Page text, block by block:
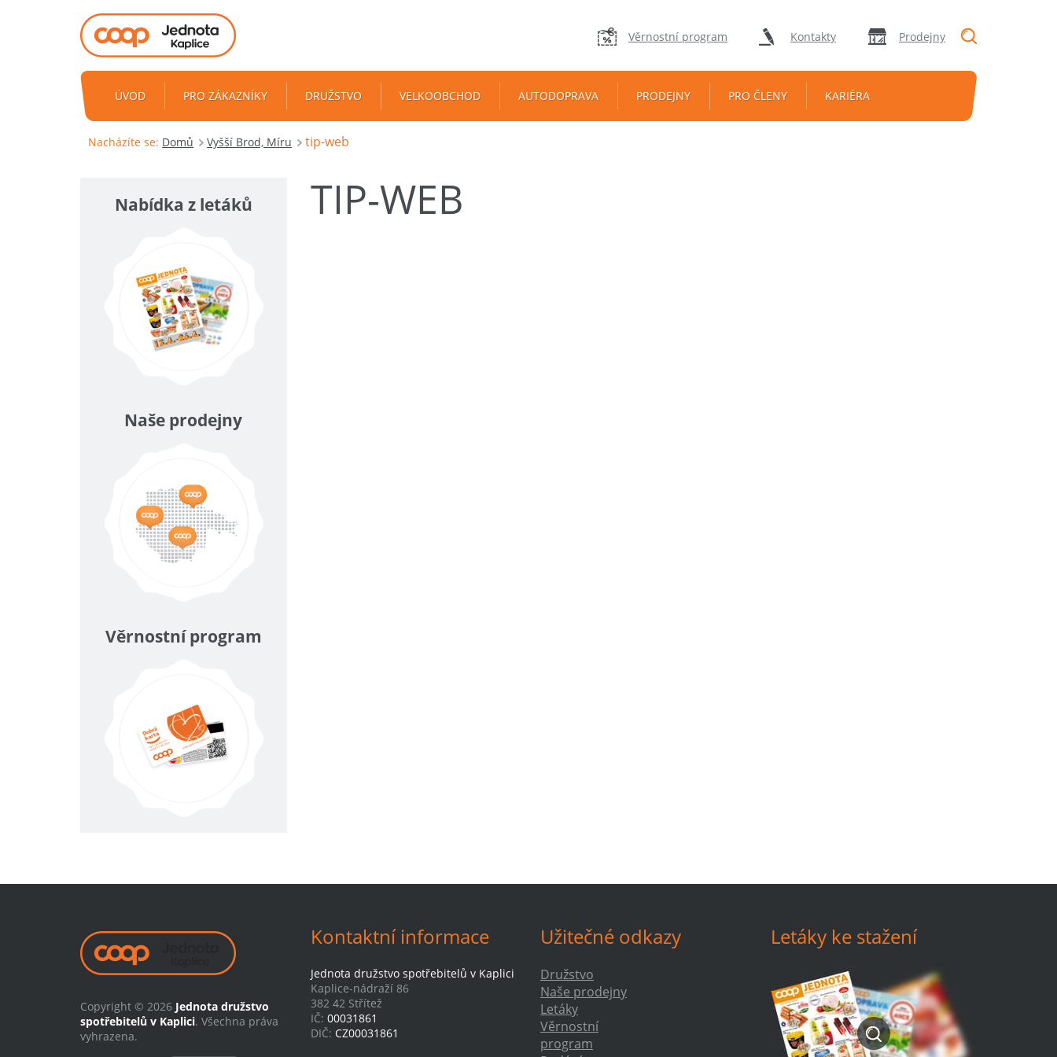
Věrnostní program Kontakty Prodejny
ÚVOD PRO ZÁKAZNÍKY DRUŽSTVO VELKOOBCHOD AUTODOPRAVA PRODEJNY PRO ČLENY KARIÉRA
Nacházíte se: Domů Vyšší Brod, Míru tip-web
TIP-WEB
Nabídka z letáků
Naše prodejny
Věrnostní program
Copyright © 2026 Jednota družstvo
spotřebitelů v Kaplici. Všechna práva
vyhrazena.
Kontaktní informace
Jednota družstvo spotřebitelů v Kaplici
Kaplice-nádraží 86
382 42 Střítež
IČ: 00031861
DIČ: CZ00031861
Užitečné odkazy
Družstvo
Naše prodejny
Letáky
Věrnostní
program
Letáky ke stažení